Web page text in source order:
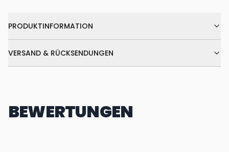
PRODUKTINFORMATION
VERSAND & RÜCKSENDUNGEN
BEWERTUNGEN